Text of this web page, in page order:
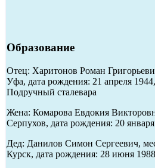
Образование
Отец: Харитонов Роман
Уфа, дата рождения: 21 апреля
Подручный сталевара
Жена: Комарова Евдокия
Серпухов, дата рождения: 20
Дед: Данилов Симон Сергеевич,
Курск, дата рождения: 28 июня 1988